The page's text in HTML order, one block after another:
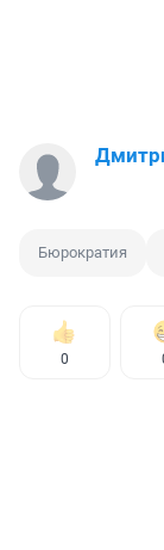
Бюрократия
0